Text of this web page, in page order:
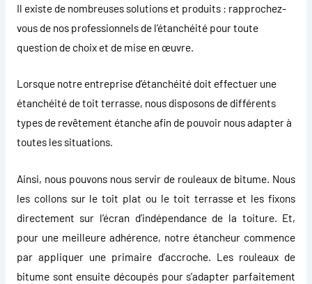
Il existe de nombreuses solutions et produits : rapprochez-
vous de nos professionnels de l’étanchéité pour toute
question de choix et de mise en œuvre.
Lorsque notre entreprise d’étanchéité doit effectuer une
étanchéité de toit terrasse, nous disposons de différents
types de revêtement étanche afin de pouvoir nous adapter à
toutes les situations.
Ainsi, nous pouvons nous servir de rouleaux de bitume. Nous
les collons sur le toit plat ou le toit terrasse et les fixons
directement sur l’écran d’indépendance de la toiture. Et,
pour une meilleure adhérence, notre étancheur commence
par appliquer une primaire d’accroche. Les rouleaux de
bitume sont ensuite découpés pour s’adapter parfaitement